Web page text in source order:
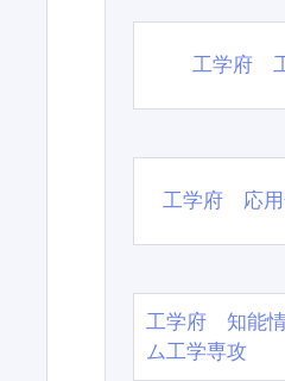
工学府
工学府 応用
工学府 知能
ム工学専攻